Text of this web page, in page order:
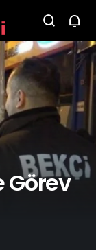
Görev